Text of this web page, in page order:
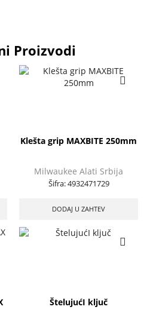
Proizvodi
Klešta grip MAXBITE 250mm
Milwaukee Alati Srbija
Šifra:4932471729
DODAJ U ZAHTEV
ŠtelujućI ključ